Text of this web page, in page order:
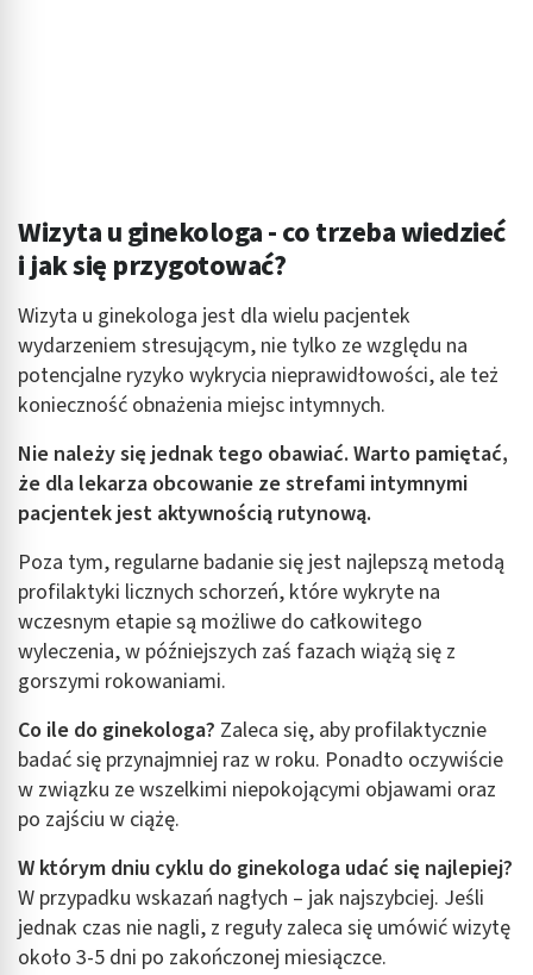
Wizyta u ginekologa - co trzeba wiedzieć
i jak się przygotować?
Wizyta u ginekologa jest dla wielu pacjentek
wydarzeniem stresującym, nie tylko ze względu na
potencjalne ryzyko wykrycia nieprawidłowości, ale też
konieczność obnażenia miejsc intymnych.
Nie należy się jednak tego obawiać. Warto pamiętać,
że dla lekarza obcowanie ze strefami intymnymi
pacjentek jest aktywnością rutynową.
Poza tym, regularne badanie się jest najlepszą metodą
profilaktyki licznych schorzeń, które wykryte na
wczesnym etapie są możliwe do całkowitego
wyleczenia, w późniejszych zaś fazach wiążą się z
gorszymi rokowaniami.
Co ile do ginekologa? Zaleca się, aby profilaktycznie
badać się przynajmniej raz w roku. Ponadto oczywiście
w związku ze wszelkimi niepokojącymi objawami oraz
po zajściu w ciążę.
W którym dniu cyklu do ginekologa udać się najlepiej?
W przypadku wskazań nagłych – jak najszybciej. Jeśli
jednak czas nie nagli, z reguły zaleca się umówić wizytę
około 3-5 dni po zakończonej miesiączce.